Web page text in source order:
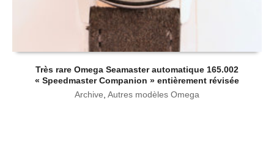
Très rare Omega Seamaster automatique 165.002
« Speedmaster Companion » entièrement révisée
Archive, Autres modèles Omega